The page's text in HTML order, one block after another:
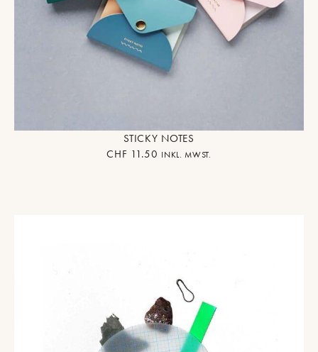
STICKY NOTES
CHF 11.50 INKL. MWST.